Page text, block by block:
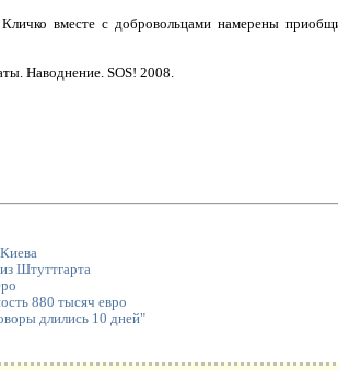
вместе с добровольцами намерены
Наводнение. SOS! 2008.
Штуттгарта
880 тысяч евро
длились 10 дней"